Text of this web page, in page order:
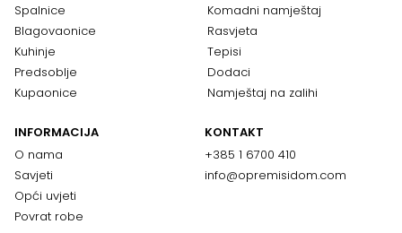
Spalnice
Blagovaonice
Kuhinje
Predsoblje
Kupaonice
Komadni namještaj
Rasvjeta
Tepisi
Dodaci
Namještaj na zalihi
INFORMACIJA
O nama
Savjeti
Opći uvjeti
Povrat robe
KONTAKT
+385 1 6700 410
info@opremisidom.com